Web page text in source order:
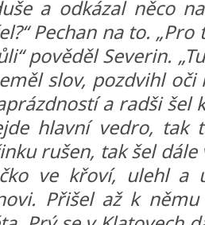
a odkázal něco
Pechan na to.
pověděl Severin.
slov, pozdvihl
a radši šel
hlavní vedro, tak
rušen, tak šel dále
ve křoví, ulehl a
Přišel až k